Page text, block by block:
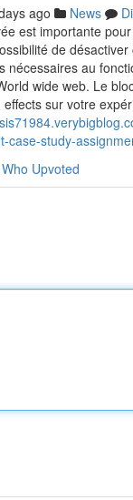
ago News
est importante
de
nécessaires au
wide web. Le
sur votre
case-study-
Who Upvoted